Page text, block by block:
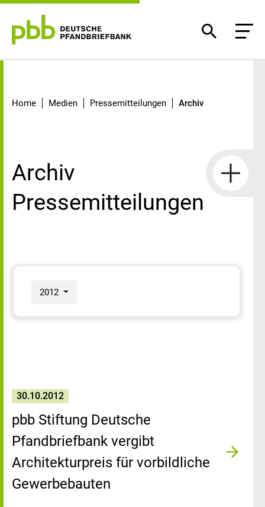
Home Medien Pressemitteilungen Archiv
Archiv
Pressemitteilungen
2012
30.10.2012
pbb Stiftung Deutsche
Pfandbriefbank vergibt
Architekturpreis für vorbildliche
Gewerbebauten